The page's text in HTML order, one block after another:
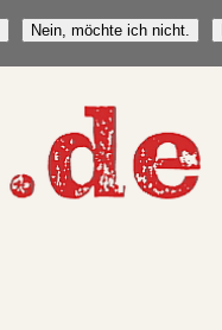
Nein, möchte ich nicht.